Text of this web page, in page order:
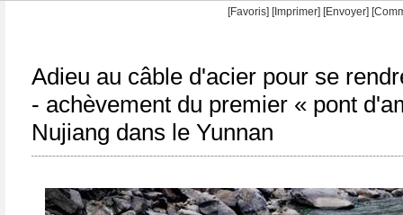
[Favoris] [Imprimer] [Envoyer]
Adieu au câble d'acier pour se
- achèvement du premier « pont
Nujiang dans le Yunnan